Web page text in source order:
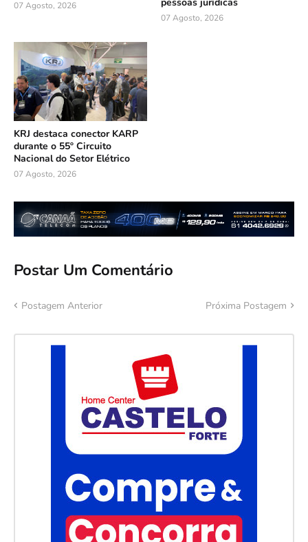
07 Agosto, 2026 pessoas jurídicas
07 Agosto, 2026
KRJ destaca conector KARP
durante o 55º Circuito
Nacional do Setor Elétrico
07 Agosto, 2026
Postar Um Comentário
Postagem Anterior Próxima Postagem